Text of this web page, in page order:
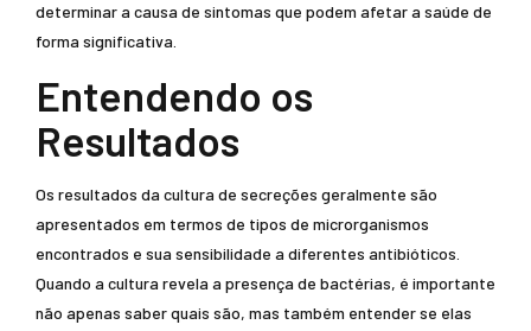
determinar a causa de sintomas que podem afetar a saúde de
forma significativa.
Entendendo os
Resultados
Os resultados da cultura de secreções geralmente são
apresentados em termos de tipos de microrganismos
encontrados e sua sensibilidade a diferentes antibióticos.
Quando a cultura revela a presença de bactérias, é importante
não apenas saber quais são, mas também entender se elas